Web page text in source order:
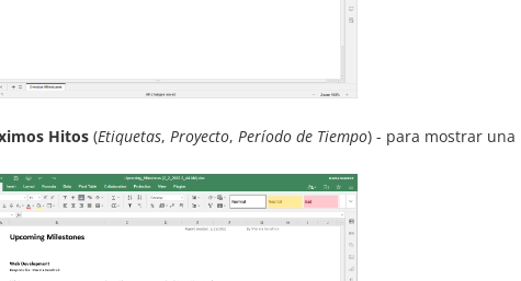
Hitos (Etiquetas, Proyecto, Período de Tiempo) - para mostrar